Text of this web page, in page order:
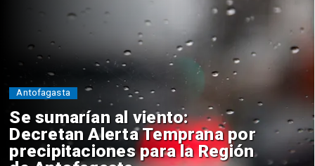
Se sumarían al viento:
Decretan Alerta Temprana por
precipitaciones para la Región
Antofagasta